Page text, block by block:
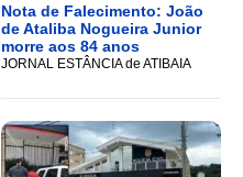
Nota de Falecimento: João
de Ataliba Nogueira Junior
morre aos 84 anos
JORNAL ESTÂNCIA de ATIBAIA